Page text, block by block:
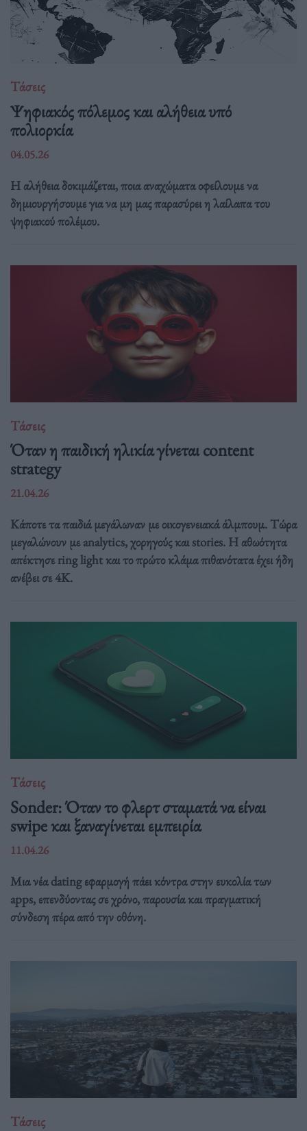
Τάσεις
Ψηφιακός πόλεμος και αλήθεια υπό
πολιορκία
04.05.26
Η αλήθεια δοκιμάζεται, ποια αναχώματα οφείλουμε να
δημιουργήσουμε για να μη μας παρασύρει η λαίλαπα του
ψηφιακού πολέμου.
Τάσεις
Όταν η παιδική ηλικία γίνεται content
strategy
21.04.26
Κάποτε τα παιδιά μεγάλωναν με οικογενειακά άλμπουμ. Τώρα
μεγαλώνουν με analytics, χορηγούς και stories. Η αθωότητα
απέκτησε ring light και το πρώτο κλάμα πιθανότατα έχει ήδη
ανέβει σε 4K.
Τάσεις
Sonder: Όταν το φλερτ σταματά να είναι
swipe και ξαναγίνεται εμπειρία
11.04.26
Μια νέα dating εφαρμογή πάει κόντρα στην ευκολία των
apps, επενδύοντας σε χρόνο, παρουσία και πραγματική
σύνδεση πέρα από την οθόνη.
Τάσεις